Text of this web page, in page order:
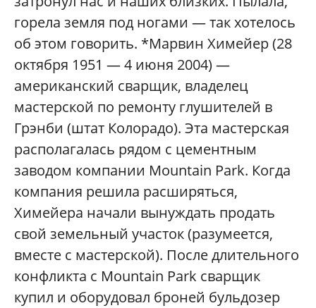
горела земля под ногами — так хотелось
об этом говорить. *Марвин Химейер (28
октября 1951 — 4 июня 2004) —
американский сварщик, владелец
мастерской по ремонту глушителей в
Грэнби (штат Колорадо). Эта мастерская
располагалась рядом с цементным
заводом компании Mountain Park. Когда
компания решила расширяться,
Химейера начали вынуждать продать
свой земельный участок (разумеется,
вместе с мастерской). После длительного
конфликта с Mountain Park сварщик
купил и оборудовал броней бульдозер